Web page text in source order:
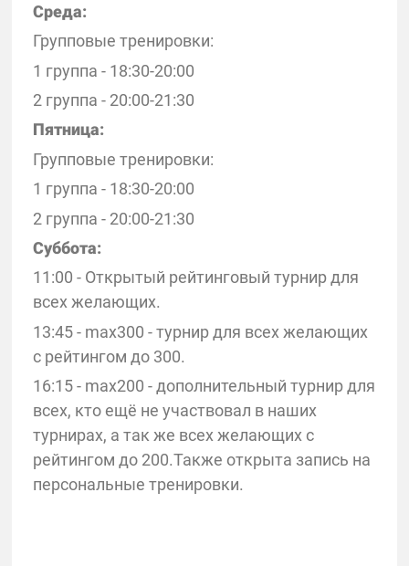
Среда:
Групповые тренировки:
1 группа - 18:30-20:00
2 группа - 20:00-21:30
Пятница:
Групповые тренировки:
1 группа - 18:30-20:00
2 группа - 20:00-21:30
Суббота:
11:00 - Открытый рейтинговый турнир для
всех желающих.
13:45 - max300 - турнир для всех желающих
с рейтингом до 300.
16:15 - max200 - дополнительный турнир для
всех, кто ещё не участвовал в наших
турнирах, а так же всех желающих с
рейтингом до 200.Также открыта запись на
персональные тренировки.